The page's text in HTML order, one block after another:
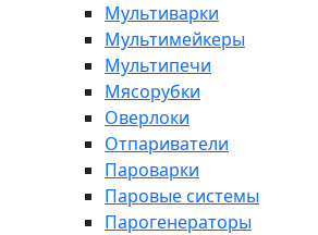
Мультиварки
Мультимейкеры
Мультипечи
Мясорубки
Оверлоки
Отпариватели
Пароварки
Паровые системы
Парогенераторы